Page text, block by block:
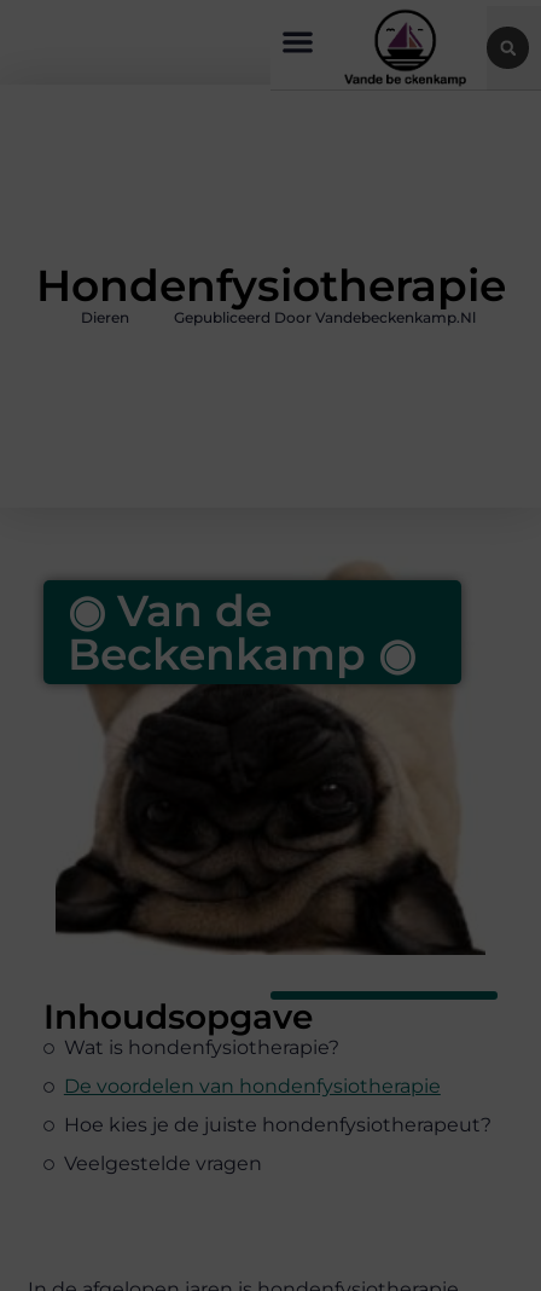
Hondenfysiotherapie
Dieren Gepubliceerd Door Vandebeckenkamp.nl
Inhoudsopgave
Wat is hondenfysiotherapie?
De voordelen van hondenfysiotherapie
Hoe kies je de juiste hondenfysiotherapeut?
Veelgestelde vragen
◉ Van de
Beckenkamp ◉